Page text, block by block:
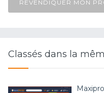
REVENDIQUER MON
Classés dans la